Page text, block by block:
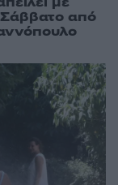
από